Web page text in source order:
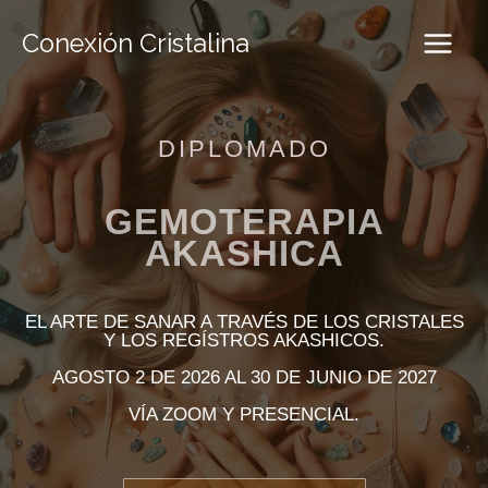
contenido
Conexión Cristalina
DIPLOMADO
GEMOTERAPIA
AKASHICA
EL ARTE DE SANAR A TRAVÉS DE LOS CRISTALES
Y LOS REGÍSTROS AKASHICOS.
AGOSTO 2 DE 2026 AL 30 DE JUNIO DE 2027
VÍA ZOOM Y PRESENCIAL.